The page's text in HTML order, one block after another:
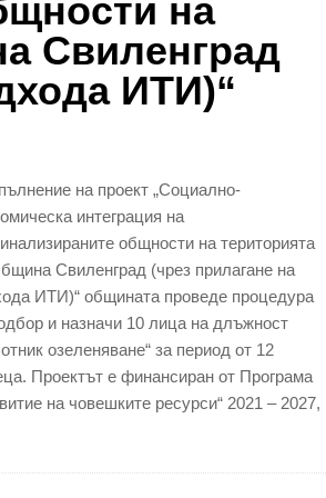
на
Свиленград
ИТИ)“
на проект „Социално-
интеграция на
общности на територията
Свиленград (чрез прилагане на
ИТИ)“ общината проведе процедура
и назначи 10 лица на длъжност
озеленяване“ за период от 12
Проектът е финансиран от Програма
на човешките ресурси“ 2021 – 2027,